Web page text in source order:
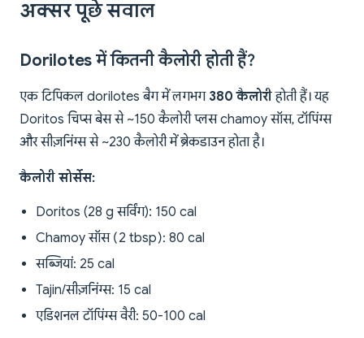
अक्सर पूछे सवाल
Dorilotes में कितनी कैलोरी होती हैं?
एक टिपिकल dorilotes बैग में लगभग 380 कैलोरीहोती हैं। यह
Doritos चिप्स बेस से ~150 कैलोरी प्लस chamoy सॉस, टॉपिंग्स
और सीज़निंग्स से ~230 कैलोरी में ब्रेकडाउन होता है।
कैलोरी सोर्सेस:
Doritos (28 g सर्विंग): 150 cal
Chamoy सॉस (2 tbsp): 80 cal
सब्जियां: 25 cal
Tajin/सीज़निंग्स: 15 cal
एडिशनल टॉपिंग्स वैरी: 50-100 cal